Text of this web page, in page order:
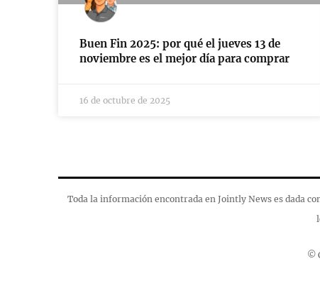
Buen Fin 2025: por qué el jueves 13 de
noviembre es el mejor día para comprar
16 de octubre de 2025
Toda la información encontrada en Jointly News es dada
©